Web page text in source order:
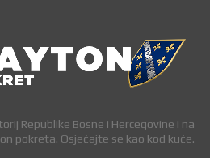
Republike Bosne i Hercegovine i na
pokreta. Osjećajte se kao kod kuće.